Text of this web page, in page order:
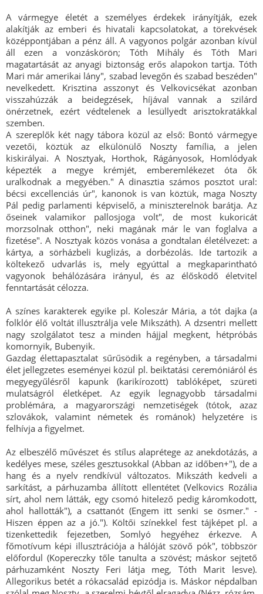
A vármegye életét a személyes érdekek irányítják, ezek
alakítják az emberi és hivatali kapcsolatokat, a törekvések
középpontjában a pénz áll. A vagyonos polgár azonban kívül
áll ezen a vonzáskörön; Tóth Mihály és Tóth Mari
magatartását az anyagi biztonság erős alapokon tartja. Tóth
Mari már amerikai lány", szabad levegőn és szabad beszéden"
nevelkedett. Krisztina asszonyt és Velkovicsékat azonban
visszahúzzák a beidegzések, híjával vannak a szilárd
önérzetnek, ezért védtelenek a lesüllyedt arisztokratákkal
szemben.
A szereplők két nagy tábora közül az első: Bontó vármegye
vezetői, köztük az elkülönülő Noszty família, a jelen
kiskirályai. A Nosztyak, Horthok, Rágányosok, Homlódyak
képezték a megye krémjét, emberemlékezet óta ők
uralkodnak a megyében." A dinasztia számos posztot ural:
bécsi excellenciás úr", kanonok is van köztük, maga Noszty
Pál pedig parlamenti képviselő, a miniszterelnök barátja. Az
őseinek valamikor pallosjoga volt", de most kukoricát
morzsolnak otthon", neki magának már le van foglalva a
fizetése". A Nosztyak közös vonása a gondtalan életélvezet: a
kártya, a sörházbeli kuglizás, a dorbézolás. Ide tartozik a
költekező udvarlás is, mely egyúttal a megkaparintható
vagyonok behálózására irányul, és az élősködő életvitel
fenntartását célozza.
A színes karakterek egyike pl. Koleszár Mária, a tót dajka (a
folklór élő voltát illusztrálja vele Mikszáth). A dzsentri mellett
nagy szolgálatot tesz a minden hájjal megkent, hétpróbás
komornyik, Bubenyik.
Gazdag élettapasztalat sűrűsödik a regényben, a társadalmi
élet jellegzetes eseményei közül pl. beiktatási ceremóniáról és
megyegyűlésről kapunk (karikírozott) tablóképet, szüreti
mulatságról életképet. Az egyik legnagyobb társadalmi
problémára, a magyarországi nemzetiségek (tótok, azaz
szlovákok, valamint németek és románok) helyzetére is
felhívja a figyelmet.
Az elbeszélő művészet és stílus alaprétege az anekdotázás, a
kedélyes mese, széles gesztusokkal (Abban az időben+"), de a
hang és a nyelv rendkívül változatos. Mikszáth kedveli a
sarkítást, a párhuzamba állított ellentétet (Velkovics Rozália
sírt, ahol nem látták, egy csomó hitelező pedig káromkodott,
ahol hallották"), a csattanót (Engem itt senki se ösmer." -
Hiszen éppen az a jó."). Költői színekkel fest tájképet pl. a
tizenkettedik fejezetben, Somlyó hegyéhez érkezve. A
főmotívum képi illusztrációja a hálóját szövő pók", többször
előfordul (Kopereczky tőle tanulta a szövést; máskor sejtető
párhuzamként Noszty Feri látja meg, Tóth Marit lesve).
Allegorikus betét a rókacsalád epizódja is. Máskor népdalban